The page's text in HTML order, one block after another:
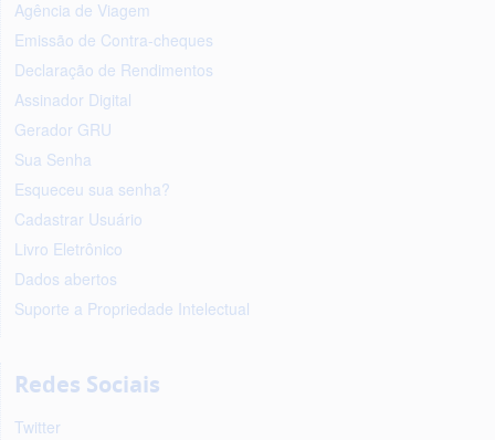
Agência de Viagem
Emissão de Contra-cheques
Declaração de Rendimentos
Assinador Digital
Gerador GRU
Sua Senha
Esqueceu sua senha?
Cadastrar Usuário
Livro Eletrônico
Dados abertos
Suporte a Propriedade Intelectual
Redes Sociais
Twitter